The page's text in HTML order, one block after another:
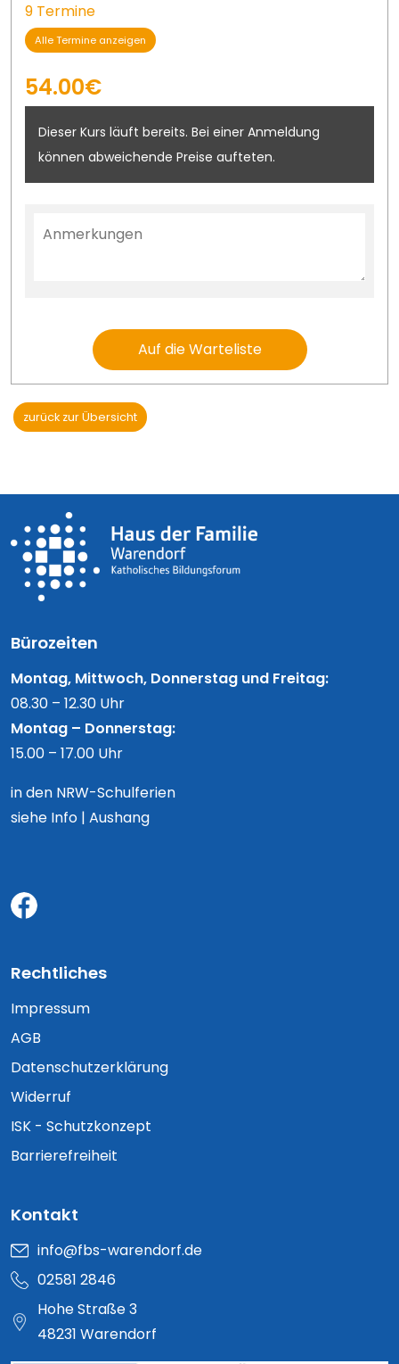
9 Termine
Alle Termine anzeigen
54.00€
Dieser Kurs läuft bereits. Bei einer Anmeldung
können abweichende Preise aufteten.
Auf die Warteliste
zurück zur Übersicht
Bürozeiten
Montag, Mittwoch, Donnerstag und Freitag:
08.30 – 12.30 Uhr
Montag – Donnerstag:
15.00 – 17.00 Uhr
in den NRW-Schulferien
siehe Info | Aushang
Rechtliches
Impressum
AGB
Datenschutzerklärung
Widerruf
ISK - Schutzkonzept
Barrierefreiheit
Kontakt
info@fbs-warendorf.de
02581 2846
Hohe Straße 3
48231 Warendorf